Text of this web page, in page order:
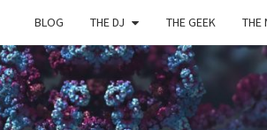
BLOG THE DJ THE GEEK THE